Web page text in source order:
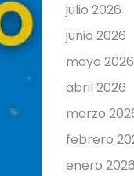
julio 2026
junio 2026
mayo 2026
abril 2026
marzo
febrero
enero 2026